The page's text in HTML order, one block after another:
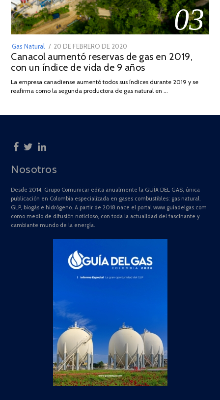
03
Gas Natural
POSTED
ON
20 DE FEBRERO DE 2020
DE
JULIO
2025
Canacol aumentó reservas de gas en 2019,
con un índice de vida de 9 años
La empresa canadiense aumentó todos sus índices durante 2019 y se
reafirma como la segunda productora de gas natural en …
Nosotros
Desde 2014, Grupo Comunicar edita anualmente la GUÍA DEL GAS, única
publicación en Colombia especializada en gases combustibles: gas natural,
GLP, biogás e hidrógeno. A partir de 2018 nace el portal www.guiadelgas.com
como medio de difusión noticioso, con toda la actualidad del fascinante y
cambiante mundo de la energía.